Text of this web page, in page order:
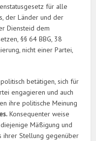
für alle
der Länder und der
Diensteid dem
§§ 64 BBG, 38
nicht einer Partei,
betätigen, sich für
engagieren und auch
ihre politische Meinung
Konsequenter weise
Mäßigung und
ihrer Stellung gegenüber